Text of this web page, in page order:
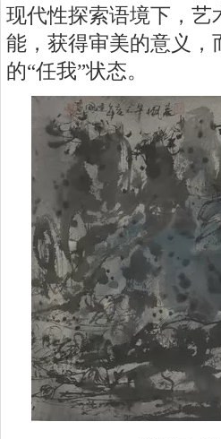
现代性探索语境下，艺
能，获得审美的意义，
的“任我”状态。